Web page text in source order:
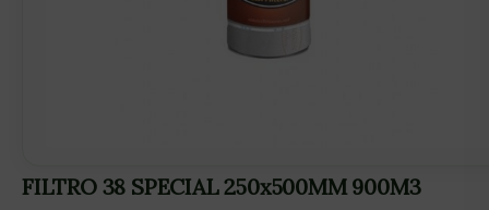
FILTRO 38 SPECIAL 250x500MM 900M3